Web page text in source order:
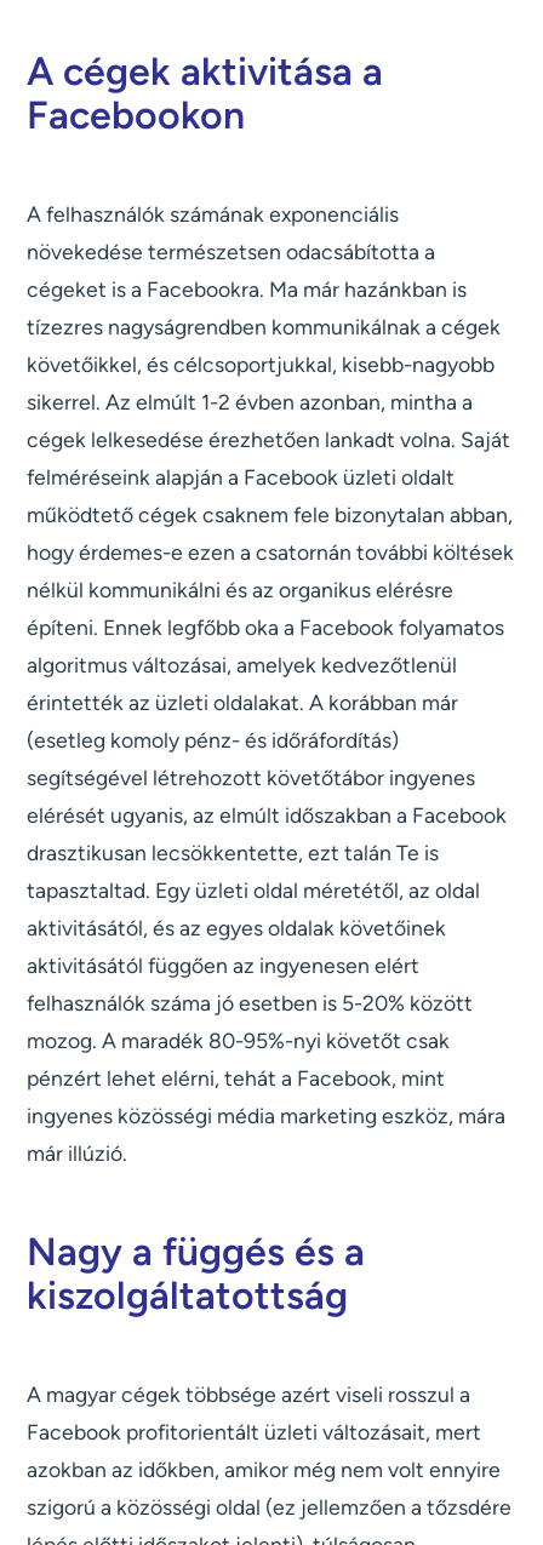
A cégek aktivitása a
Facebookon
A felhasználók számának exponenciális
növekedése természetsen odacsábította a
cégeket is a Facebookra. Ma már hazánkban is
tízezres nagyságrendben kommunikálnak a cégek
követőikkel, és célcsoportjukkal, kisebb-nagyobb
sikerrel. Az elmúlt 1-2 évben azonban, mintha a
cégek lelkesedése érezhetően lankadt volna. Saját
felméréseink alapján a Facebook üzleti oldalt
működtető cégek csaknem fele bizonytalan abban,
hogy érdemes-e ezen a csatornán további költések
nélkül kommunikálni és az organikus elérésre
építeni. Ennek legfőbb oka a Facebook folyamatos
algoritmus változásai, amelyek kedvezőtlenül
érintették az üzleti oldalakat. A korábban már
(esetleg komoly pénz- és időráfordítás)
segítségével létrehozott követőtábor ingyenes
elérését ugyanis, az elmúlt időszakban a Facebook
drasztikusan lecsökkentette, ezt talán Te is
tapasztaltad. Egy üzleti oldal méretétől, az oldal
aktivitásától, és az egyes oldalak követőinek
aktivitásától függően az ingyenesen elért
felhasználók száma jó esetben is 5-20% között
mozog. A maradék 80-95%-nyi követőt csak
pénzért lehet elérni, tehát a Facebook, mint
ingyenes közösségi média marketing eszköz, mára
már illúzió.
Nagy a függés és a
kiszolgáltatottság
A magyar cégek többsége azért viseli rosszul a
Facebook profitorientált üzleti változásait, mert
azokban az időkben, amikor még nem volt ennyire
szigorú a közösségi oldal (ez jellemzően a tőzsdére